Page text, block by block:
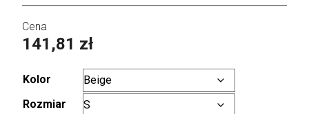
141,81 zł
Kolor
Rozmiar